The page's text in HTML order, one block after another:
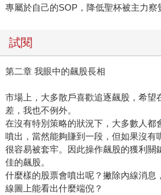
專屬於自己的SOP，降低聖杯被主力察
試閱
第二章 我眼中的飆股長相
市場上，大多散戶喜歡追逐飆股，希望
差，我也不例外。
在沒有特別策略的狀況下，大多數人都
噴出，當然能夠賺到一段，但如果沒有
很容易被套牢。因此操作飆股的獲利關
佳的飆股。
什麼樣的股票會噴出呢？撇除內線消息
線圖上能看出什麼端倪？